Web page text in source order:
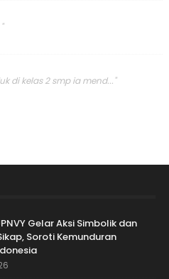
di kelas 2 smp ia mend..."
Gelar Aksi Simbolik dan
Soroti Kemunduran